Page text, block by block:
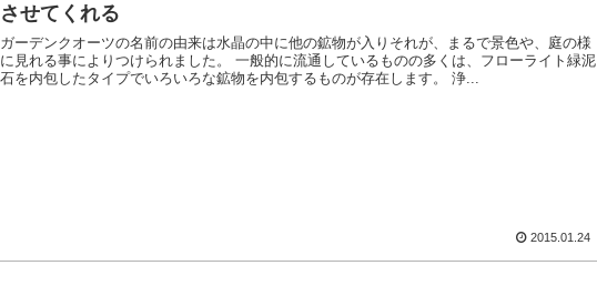
させてくれる
ガーデンクオーツの名前の由来は水晶の中に他の鉱物が入りそれが、まるで景色や、庭の様
に見れる事によりつけられました。 一般的に流通しているものの多くは、フローライト緑泥
石を内包したタイプでいろいろな鉱物を内包するものが存在します。 浄...
2015.01.24